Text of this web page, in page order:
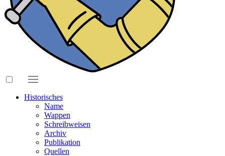
Historisches
Name
Wappen
Schreibweisen
Archiv
Publikation
Quellen